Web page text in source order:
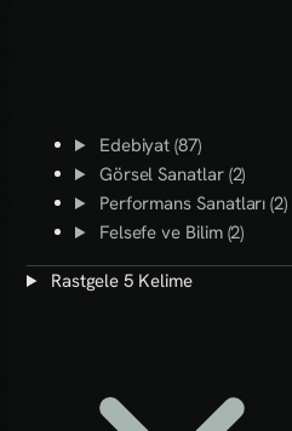
Edebiyat (87)
Görsel Sanatlar (2)
Performans Sanatları (2)
Felsefe ve Bilim (2)
Rastgele 5 Kelime